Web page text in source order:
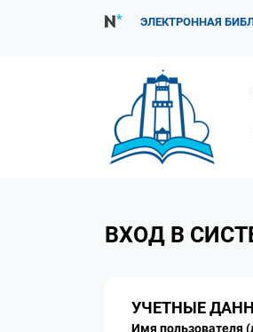
ЭЛЕКТРОННАЯ
ВХОД В
УЧЕТНЫЕ
Имя пользователя